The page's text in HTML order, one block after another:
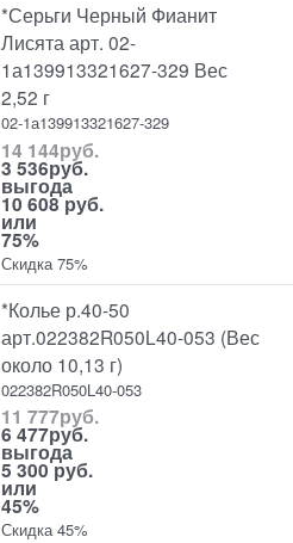
*Серьги Черный Фианит
Лисята арт. 02-
1а139913321627-329 Вес
2,52 г
02-1а139913321627-329
14 144руб.
3 536руб.
выгода
10 608 руб.
или
75%
Скидка 75%
*Колье р.40-50
арт.022382R050L40-053 (Вес
около 10,13 г)
022382R050L40-053
11 777руб.
6 477руб.
выгода
5 300 руб.
или
45%
Скидка 45%